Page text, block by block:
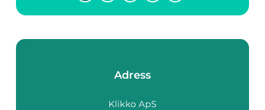
Adress